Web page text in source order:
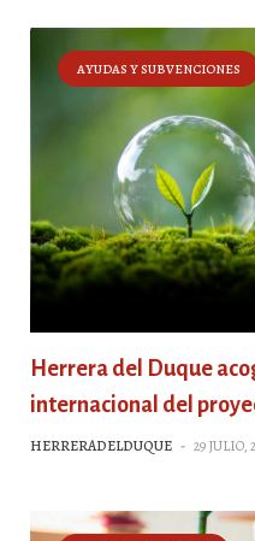
AYUDAS Y SUBVENCIONES
Herrera del Duque
internacional del
HERRERADELDUQUE - 29 JULIO,